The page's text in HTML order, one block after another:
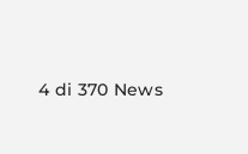
4di 370 News